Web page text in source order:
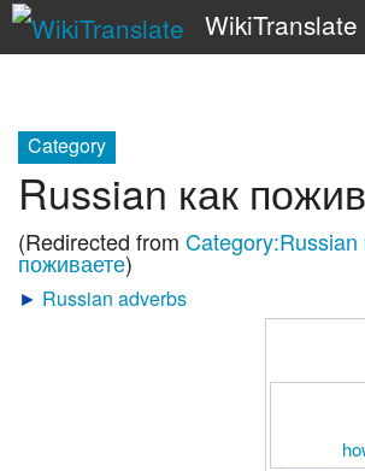
WikiTranslate
Category
Russian как
(Redirected from Category:Russian
поживаете)
► Russian adverbs